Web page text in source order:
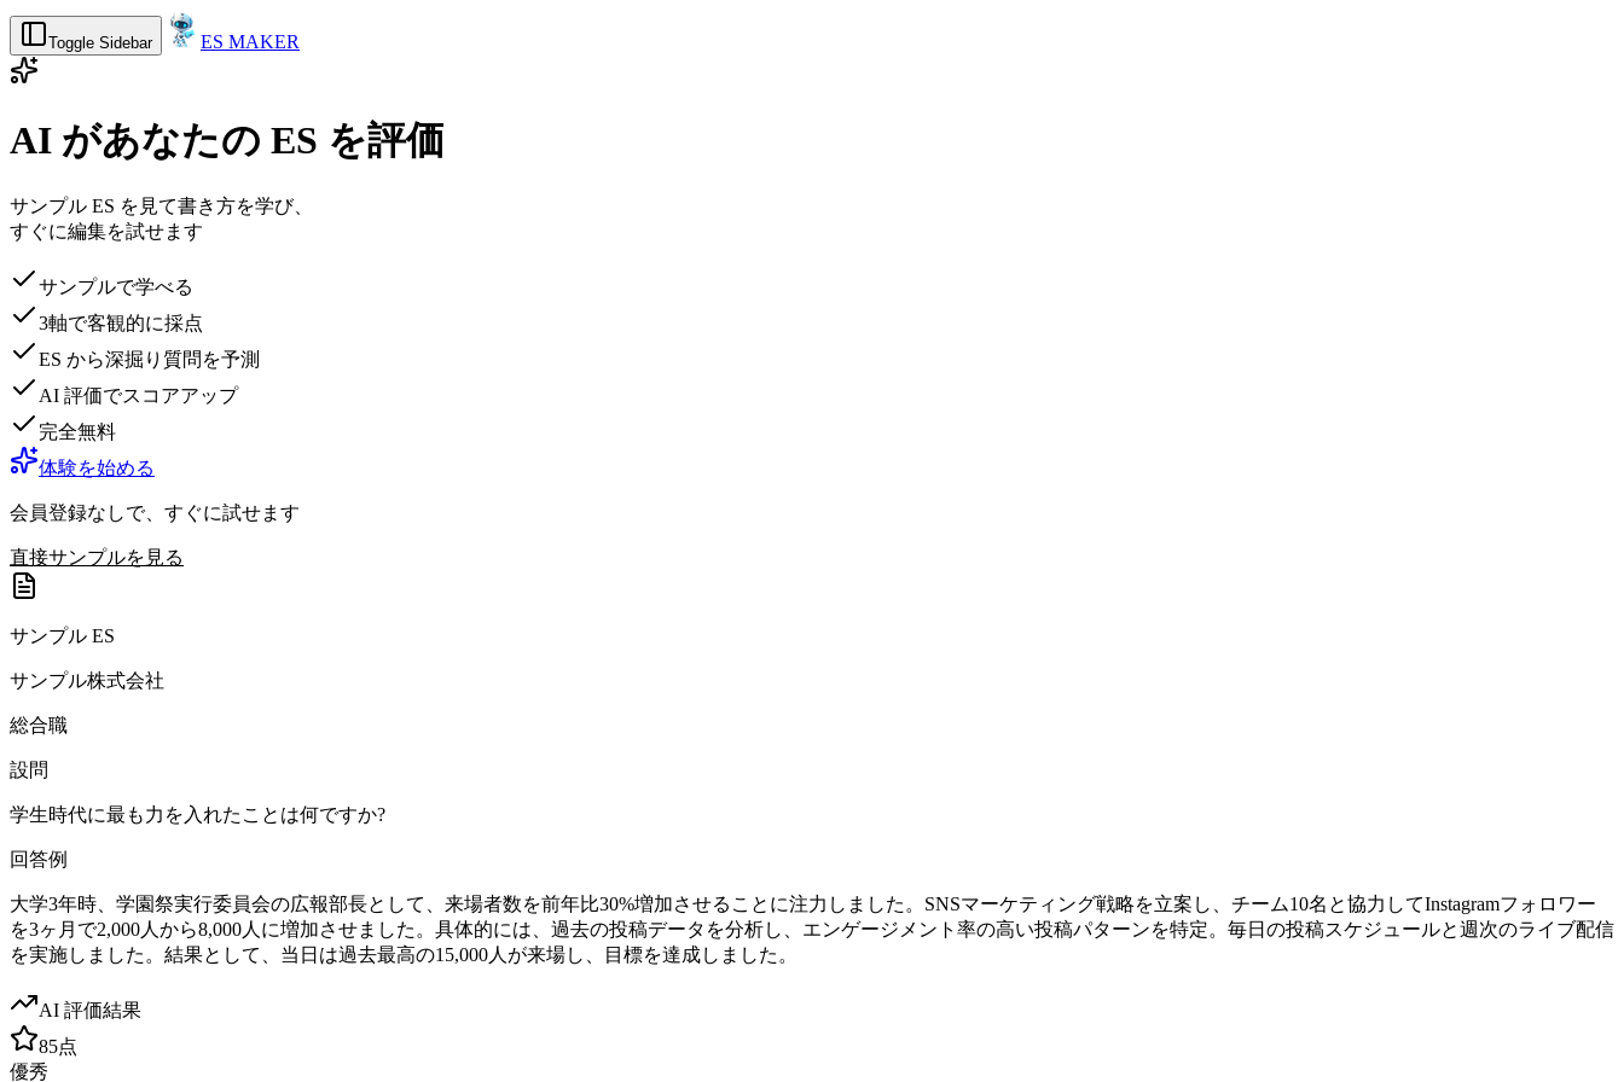
Toggle Sidebar ES MAKER
AI があなたの ES を評価
サンプル ES を見て書き方を学び、
すぐに編集を試せます
サンプルで学べる
3軸で客観的に採点
ES から深掘り質問を予測
AI 評価でスコアアップ
完全無料
体験を始める
会員登録なしで、すぐに試せます
直接サンプルを見る
サンプル ES
サンプル株式会社
総合職
設問
学生時代に最も力を入れたことは何ですか?
回答例
大学3年時、学園祭実行委員会の広報部長として、来場者数を前年比30%増加させることに注力しました。SNSマーケティング戦略を立案し、チーム10名と協力してInstagramフォロワー
を3ヶ月で2,000人から8,000人に増加させました。具体的には、過去の投稿データを分析し、エンゲージメント率の高い投稿パターンを特定。毎日の投稿スケジュールと週次のライブ配信
を実施しました。結果として、当日は過去最高の15,000人が来場し、目標を達成しました。
AI 評価結果
85点
優秀